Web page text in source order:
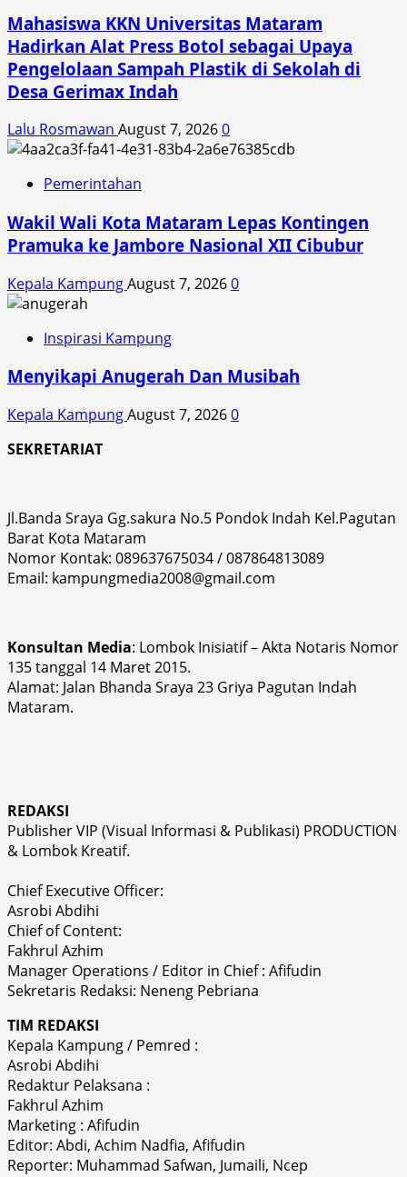
Mahasiswa KKN Universitas Mataram
Hadirkan Alat Press Botol sebagai Upaya
Pengelolaan Sampah Plastik di Sekolah di
Desa Gerimax Indah
Lalu Rosmawan August 7, 20260
Pemerintahan
Wakil Wali Kota Mataram Lepas Kontingen
Pramuka ke Jambore Nasional XII Cibubur
Kepala KampungAugust 7, 20260
Inspirasi Kampung
Menyikapi Anugerah Dan Musibah
Kepala KampungAugust 7, 20260
SEKRETARIAT
Jl.Banda Sraya Gg.sakura No.5 Pondok Indah Kel.Pagutan
Barat Kota Mataram
Nomor Kontak: 089637675034 / 087864813089
Email: kampungmedia2008@gmail.com
Konsultan Media: Lombok Inisiatif – Akta Notaris Nomor
135 tanggal 14 Maret 2015.
Alamat: Jalan Bhanda Sraya 23 Griya Pagutan Indah
Mataram.
REDAKSI
Publisher VIP (Visual Informasi & Publikasi) PRODUCTION
& Lombok Kreatif.
Chief Executive Officer:
Asrobi Abdihi
Chief of Content:
Fakhrul Azhim
Manager Operations / Editor in Chief : Afifudin
Sekretaris Redaksi: Neneng Pebriana
TIM REDAKSI
Kepala Kampung / Pemred :
Asrobi Abdihi
Redaktur Pelaksana :
Fakhrul Azhim
Marketing : Afifudin
Editor: Abdi, Achim Nadfia, Afifudin
Reporter: Muhammad Safwan, Jumaili, Ncep